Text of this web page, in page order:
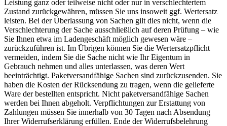
Leistung ganz oder teilweise nicht oder nur in verschlechtertem
Zustand zurückgewähren, müssen Sie uns insoweit ggf. Wertersatz
leisten. Bei der Überlassung von Sachen gilt dies nicht, wenn die
Verschlechterung der Sache ausschließlich auf deren Prüfung – wie
Sie Ihnen etwa im Ladengeschäft möglich gewesen wäre –
zurückzuführen ist. Im Übrigen können Sie die Wertersatzpflicht
vermeiden, indem Sie die Sache nicht wie Ihr Eigentum in
Gebrauch nehmen und alles unterlassen, was deren Wert
beeinträchtigt. Paketversandfähige Sachen sind zurückzusenden. Sie
haben die Kosten der Rücksendung zu tragen, wenn die gelieferte
Ware der bestellten entspricht. Nicht paketversandfähige Sachen
werden bei Ihnen abgeholt. Verpflichtungen zur Erstattung von
Zahlungen müssen Sie innerhalb von 30 Tagen nach Absendung
Ihrer Widerrufserklärung erfüllen. Ende der Widerrufsbelehrung